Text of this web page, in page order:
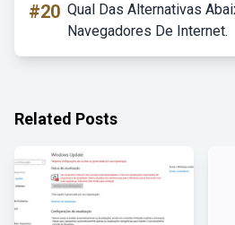
#20 Qual Das Alternativas
Navegadores De Internet.
Related Posts